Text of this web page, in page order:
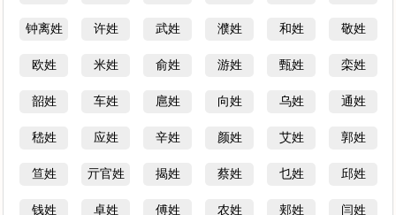
钟离姓 许姓 武姓 濮姓 和姓 敬姓
欧姓 米姓 俞姓 游姓 甄姓 栾姓
韶姓 车姓 扈姓 向姓 乌姓 通姓
嵇姓 应姓 辛姓 颜姓 艾姓 郭姓
笪姓 亓官姓 揭姓 蔡姓 乜姓 邱姓
钱姓 卓姓 傅姓 农姓 郏姓 闫姓